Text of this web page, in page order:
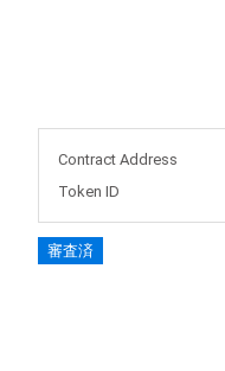
Contract Address
Token ID
審査済